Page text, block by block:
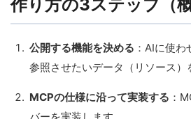
作り方の3ステップ（概
公開する機能を決める ：AIに使
参照させたいデータ（リソース）
MCPの仕様に沿って実装する ：
バーを実装します。